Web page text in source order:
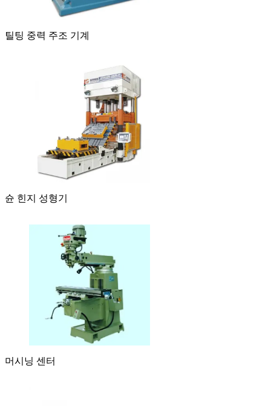
틸팅 중력 주조 기계
슌 힌지 성형기
머시닝 센터